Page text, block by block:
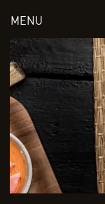
MENU